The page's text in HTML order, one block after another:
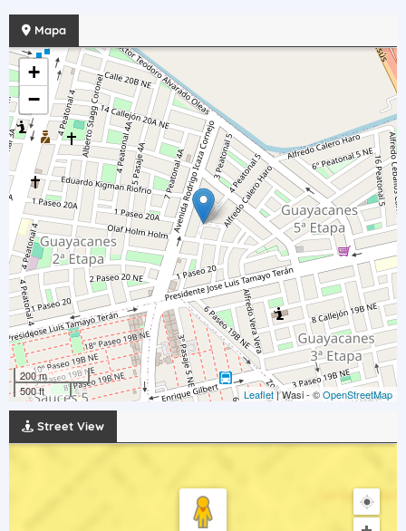
Mapa
+
−
200 m
500 ft
Leaflet| Wasi - ©OpenStreetMap
Street View